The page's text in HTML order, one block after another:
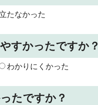
たなかった
すかったですか？
わかりにくかった
たですか？